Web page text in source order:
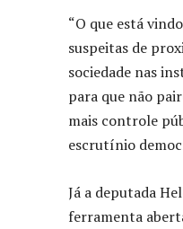
“O que está
suspeitas de
sociedade nas
para que não
mais controle
escrutínio
Já a deputada
ferramenta